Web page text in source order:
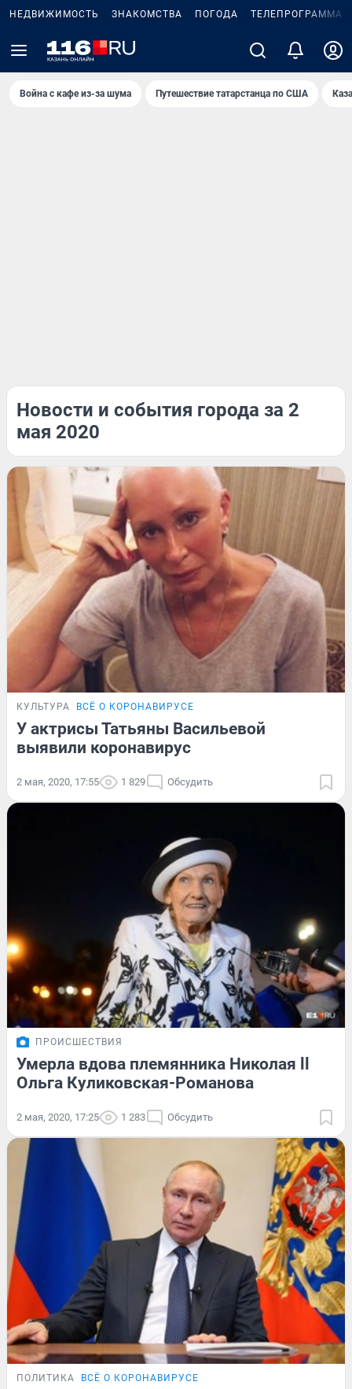
НЕДВИЖИМОСТЬ ЗНАКОМСТВА ПОГОДА ТЕЛЕПРОГРАММА
Война с кафе из-за шума Путешествие татарстанца по США
Новости и события города за 2
мая 2020
КУЛЬТУРА ВСЁ О КОРОНАВИРУСЕ
У актрисы Татьяны Васильевой
выявили коронавирус
2 мая, 2020, 17:55 1 829 Обсудить
ПРОИСШЕСТВИЯ
Умерла вдова племянника Николая ll
Ольга Куликовская-Романова
2 мая, 2020, 17:25 1 283 Обсудить
ПОЛИТИКА ВСЁ О КОРОНАВИРУСЕ